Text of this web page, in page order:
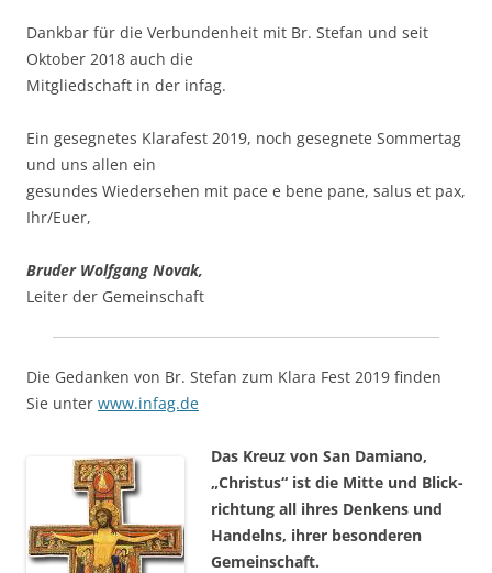
Dank­bar für die Ver­bun­den­heit mit Br. Ste­fan und seit
Okto­ber 2018 auch die
Mit­glied­schaft in der infag.
Ein geseg­ne­tes Kla­ra­fest 2019, noch geseg­ne­te Som­mer­tag
und uns allen ein
gesun­des Wie­der­se­hen mit pace e bene pane, salus et pax,
Ihr/Euer,
Bru­der Wolf­gang Novak,
Lei­ter der Gemeinschaft
Die Gedan­ken von Br. Ste­fan zum Kla­ra Fest 2019 fin­den
Sie unter www.infag.de
Das Kreuz von San Dami­a­no,
„Chris­tus“ ist die Mit­te und Blick­
rich­tung all ihres Den­kens und
Han­delns, ihrer beson­de­ren
Gemeinschaft.